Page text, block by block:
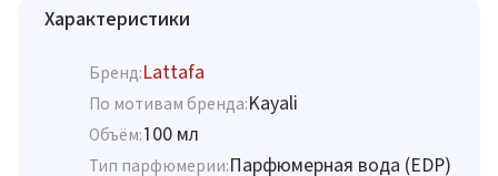
Характеристики
Бренд:Lattafa
По мотивам бренда:Kayali
Объём:100 мл
Тип парфюмерии:Парфюмерная вода (EDP)